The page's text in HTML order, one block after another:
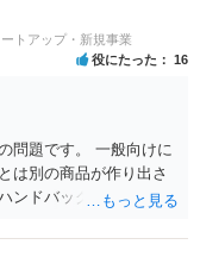
トアップ・新規事業
役にたった 16
問題です。 一般向けに
は別の商品が作り出さ
ンドバッグをポーチに
害しません。 商標権者